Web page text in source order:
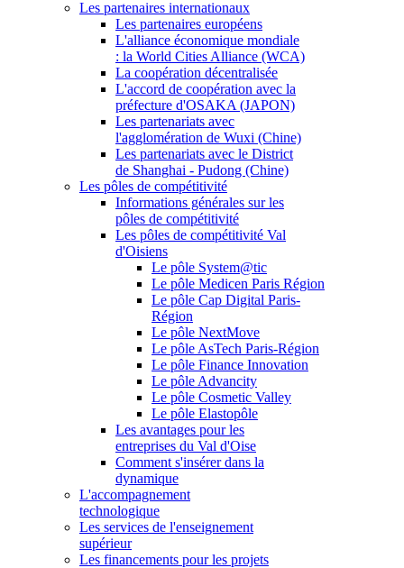
Les partenaires internationaux
Les partenaires européens
L'alliance économique mondiale
: la World Cities Alliance (WCA)
La coopération décentralisée
L'accord de coopération avec la
préfecture d'OSAKA (JAPON)
Les partenariats avec
l'agglomération de Wuxi (Chine)
Les partenariats avec le District
de Shanghai - Pudong (Chine)
Les pôles de compétitivité
Informations générales sur les
pôles de compétitivité
Les pôles de compétitivité Val
d'Oisiens
Le pôle System@tic
Le pôle Medicen Paris Région
Le pôle Cap Digital Paris-
Région
Le pôle NextMove
Le pôle AsTech Paris-Région
Le pôle Finance Innovation
Le pôle Advancity
Le pôle Cosmetic Valley
Le pôle Elastopôle
Les avantages pour les
entreprises du Val d'Oise
Comment s'insérer dans la
dynamique
L'accompagnement
technologique
Les services de l'enseignement
supérieur
Les financements pour les projets